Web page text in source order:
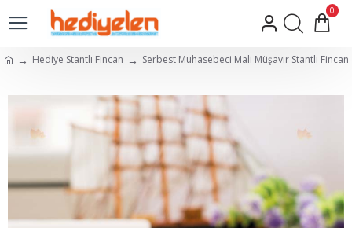
0
Hediye Stantlı Fincan Serbest Muhasebeci Mali Müşavir Stantlı Fincan